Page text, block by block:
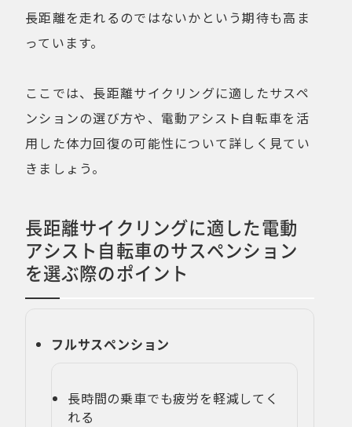
長距離を走れるのではないかという期待も高ま
っています。
ここでは、長距離サイクリングに適したサスペ
ンションの選び方や、電動アシスト自転車を活
用した体力回復の可能性について詳しく見てい
きましょう。
長距離サイクリングに適した電動
アシスト自転車のサスペンション
を選ぶ際のポイント
フルサスペンション
長時間の乗車でも疲労を軽減してく
れる